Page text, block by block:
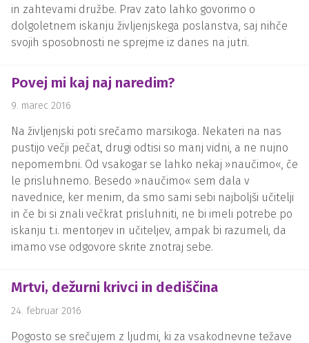
in zahtevami družbe. Prav zato lahko govorimo o
dolgoletnem iskanju življenjskega poslanstva, saj nihče
svojih sposobnosti ne sprejme iz danes na jutri.
Povej mi kaj naj naredim?
9. marec 2016
Na življenjski poti srečamo marsikoga. Nekateri na nas
pustijo večji pečat, drugi odtisi so manj vidni, a ne nujno
nepomembni. Od vsakogar se lahko nekaj »naučimo«, če
le prisluhnemo. Besedo »naučimo« sem dala v
navednice, ker menim, da smo sami sebi najboljši učitelji
in če bi si znali večkrat prisluhniti, ne bi imeli potrebe po
iskanju t.i. mentorjev in učiteljev, ampak bi razumeli, da
imamo vse odgovore skrite znotraj sebe.
Mrtvi, dežurni krivci in dediščina
24. februar 2016
Pogosto se srečujem z ljudmi, ki za vsakodnevne težave